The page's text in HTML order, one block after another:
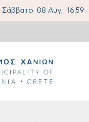
Σάββατο, 08 Αυγ, 16:59